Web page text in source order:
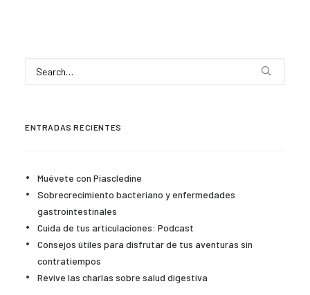
ENTRADAS RECIENTES
Muévete con Piascledine
Sobrecrecimiento bacteriano y enfermedades
gastrointestinales
Cuida de tus articulaciones: Podcast
Consejos útiles para disfrutar de tus aventuras sin
contratiempos
Revive las charlas sobre salud digestiva